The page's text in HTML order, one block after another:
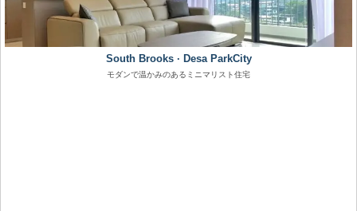
South Brooks · Desa ParkCity
モダンで温かみのあるミニマリスト住宅